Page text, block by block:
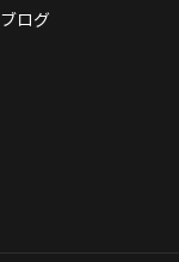
ブログ